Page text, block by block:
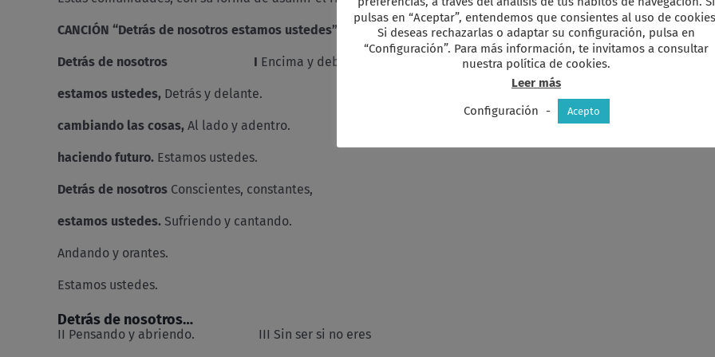
CANCIÓN “Detrás de nosotros estamos ustedes” (Letra y Música: Domingo Pérez. Publicada en el disco-libro: El
Detrás de nosotros I Encima y debajo.
estamos ustedes, Detrás y delante.
cambiando las cosas, Al lado y adentro.
haciendo futuro. Estamos ustedes.
Detrás de nosotros Conscientes, constantes,
estamos ustedes. Sufriendo y cantando.
Andando y orantes.
Estamos ustedes.
Detrás de nosotros…
II Pensando y abriendo. III Sin ser si no eres
pulsas en “Aceptar”, entendemos que consientes al uso de
Si deseas rechazarlas o adaptar su configuración, pulsa en
“Configuración”. Para más información, te invitamos a consultar
nuestra política de cookies.
Leer más
Configuración
- Acepto